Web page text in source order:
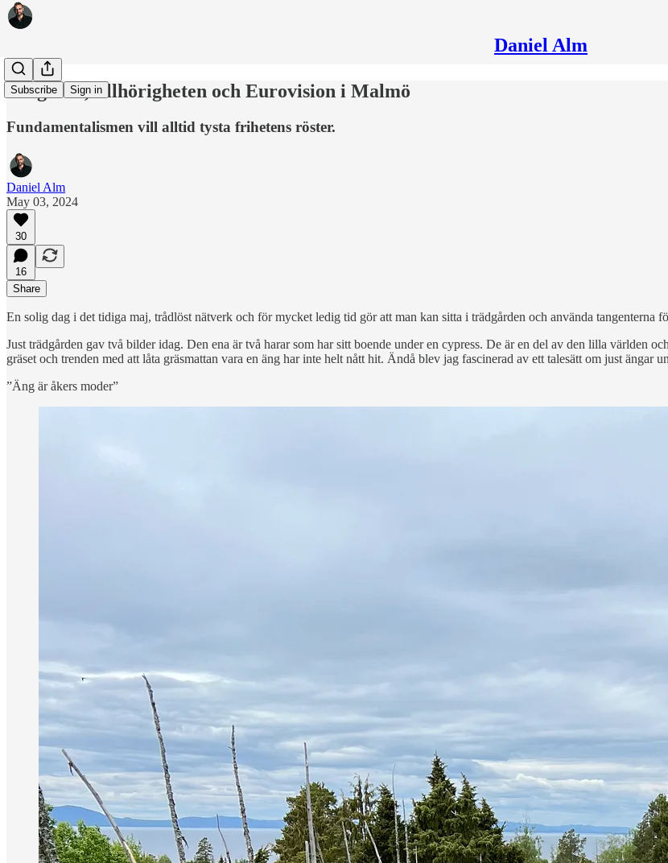
Daniel Alm
Subscribe Sign in
Sångerna, tillhörigheten och Eurovision i Malmö
Fundamentalismen vill alltid tysta frihetens röster.
Daniel Alm
May 03, 2024
30
16
Share
En solig dag i det tidiga maj, trådlöst nätverk och för mycket ledig tid gör att man kan sitta i trädgården och använda tangenterna
Just trädgården gav två bilder idag. Den ena är två harar som har sitt boende under en cypress. De är en del av den lilla världen
gräset och trenden med att låta gräsmattan vara en äng har inte helt nått hit. Ändå blev jag fascinerad av ett talesätt om just ängar
”Äng är åkers moder”